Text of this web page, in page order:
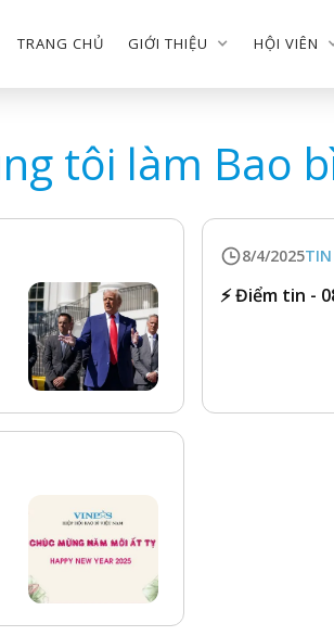
TRANG CHỦ GIỚI THIỆU HỘI VIÊN
tôi làm Bao
8/4/2025TIN
⚡️ Điểm tin -